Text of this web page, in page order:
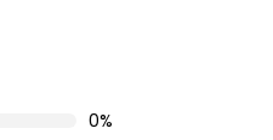
0%